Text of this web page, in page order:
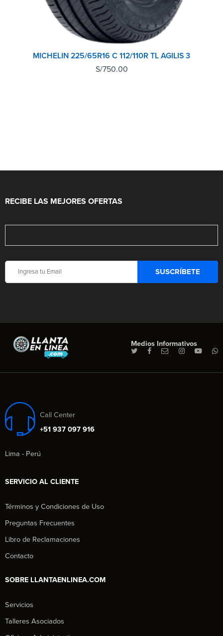
MICHELIN 225/65R16 C 112/110R TL AGILIS 3
S/750.00
RECIBE LAS MEJORES OFERTAS
Medios Informativos
Call Center
+51 937 097 916
Lima - Perú
SERVICIO AL CLIENTE
Términos y Condiciones de Uso
Preguntas Frecuentes
Libro de Reclamaciones
Contacto
SOBRE LLANTAENLINEA.COM
Servicios
Talleres Asociados